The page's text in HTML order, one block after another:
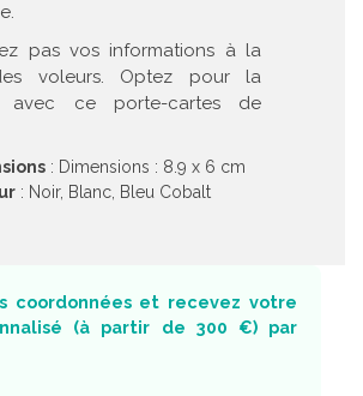
pas vos informations à la
voleurs. Optez pour la
avec ce porte-cartes de
: Dimensions : 8.9 x 6 cm
: Noir, Blanc, Bleu Cobalt
coordonnées et recevez votre
(à partir de 300 €) par